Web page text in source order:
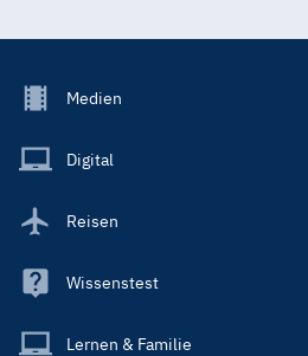
Footer
Main
Medien
Digital
Reisen
Wissenstest
Lernen & Familie